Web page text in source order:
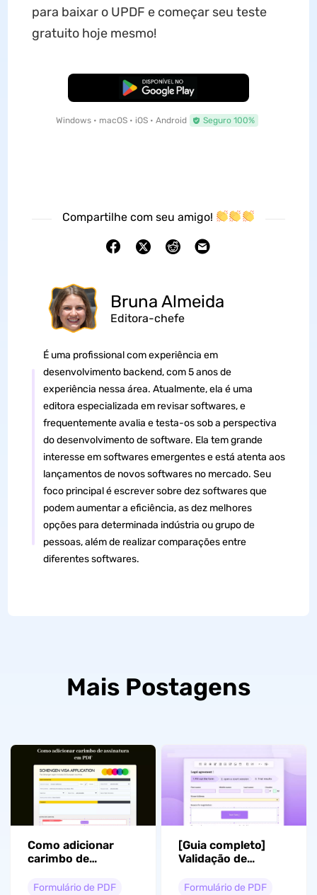
para baixar o UPDF e começar seu teste
gratuito hoje mesmo!
Baixar Grátis
Windows • macOS • iOS • Android Seguro 100%
Compartilhe com seu amigo!
Bruna Almeida
Editora-chefe
É uma profissional com experiência em
desenvolvimento backend, com 5 anos de
experiência nessa área. Atualmente, ela é uma
editora especializada em revisar softwares, e
frequentemente avalia e testa-os sob a perspectiva
do desenvolvimento de software. Ela tem grande
interesse em softwares emergentes e está atenta aos
lançamentos de novos softwares no mercado. Seu
foco principal é escrever sobre dez softwares que
podem aumentar a eficiência, as dez melhores
opções para determinada indústria ou grupo de
pessoas, além de realizar comparações entre
diferentes softwares.
Mais Postagens
Como adicionar
carimbo de
(Passo a passo)
Formulário de PDF
[Guia completo]
Validação de
Como validar
Formulário de PDF